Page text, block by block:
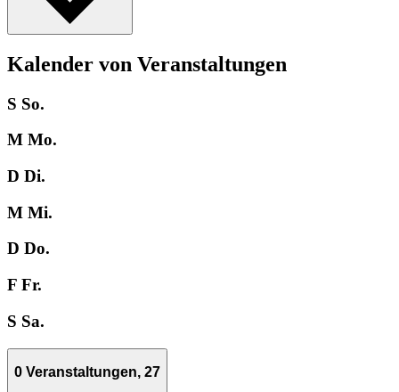
Kalender von Veranstaltungen
S So.
M Mo.
D Di.
M Mi.
D Do.
F Fr.
S Sa.
0 Veranstaltungen, 27